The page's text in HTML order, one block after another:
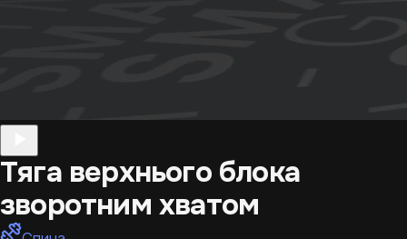
Тяга верхнього блока
зворотним хватом